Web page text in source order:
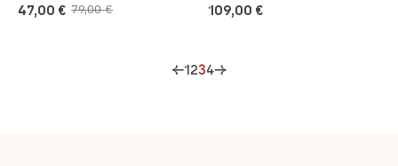
79,00€
Alkuperäinen
47,00 €
Nykyinen
109,00 €
←1234→